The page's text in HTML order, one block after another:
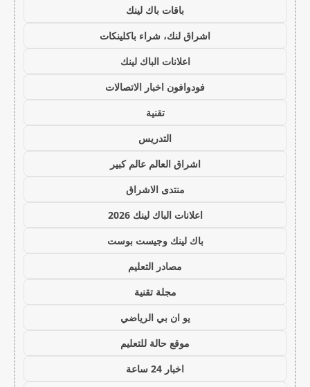
باقات باك لينك
اشراق لنك، شراء باكلينكات
اعلانات الباك لينك
فودوافون اخبار الاتصالات
تقنية
التدريس
اشراق العالم عالم كبير
منتدى الاشراق
اعلانات الباك لينك 2026
باك لينك وجيست بوست
مصادر التعليم
مجلة تقنية
يو ان بي الرياضي
موقع حالة للتعليم
اخبار 24 ساعة